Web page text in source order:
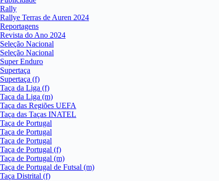
Rally
Rallye Terras de Auren 2024
Reportagens
Revista do Ano 2024
Seleção Nacional
Seleção Nacional
Super Enduro
Supertaça
Supertaça (f)
Taça da Liga (f)
Taça da Liga (m)
Taça das Regiões UEFA
Taça das Taças INATEL
Taça de Portugal
Taça de Portugal
Taça de Portugal
Taça de Portugal (f)
Taça de Portugal (m)
Taça de Portugal de Futsal (m)
Taça Distrital (f)